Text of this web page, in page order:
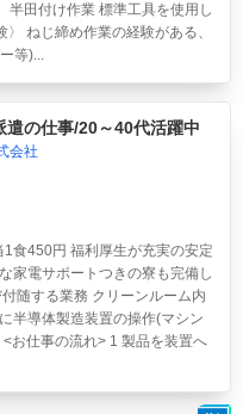
半田付け作業 標準工具を使用し
ねじ締め作業の経験がある、
等)...
の仕事/20～40代活躍中
会社
1食450円 福利厚生が充実の安定
家電サポートつきの寮も完備し
随する業務 クリーンルーム内
半導体製造装置の操作(マシン
お仕事の流れ> 1 製品を装置へ